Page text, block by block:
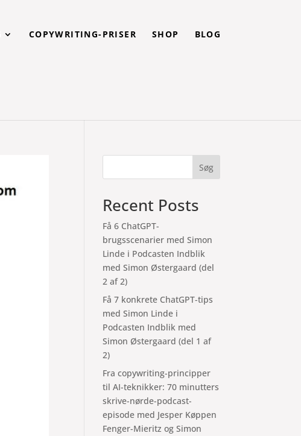
COPYWRITING-PRISER SHOP BLOG
Søg
Recent Posts
Få 6 ChatGPT-
brugsscenarier med Simon
Linde i Podcasten Indblik
med Simon Østergaard (del
2 af 2)
Få 7 konkrete ChatGPT-tips
med Simon Linde i
Podcasten Indblik med
Simon Østergaard (del 1 af
2)
Fra copywriting-principper
til AI-teknikker: 70 minutters
skrive-nørde-podcast-
episode med Jesper Køppen
Fenger-Mieritz og Simon